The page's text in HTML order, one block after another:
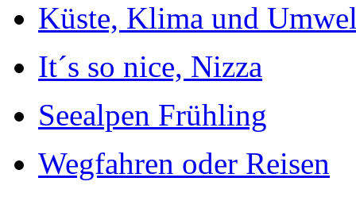
Küste, Klima und
It´s so nice, Nizza
Seealpen Frühling
Wegfahren oder Reisen